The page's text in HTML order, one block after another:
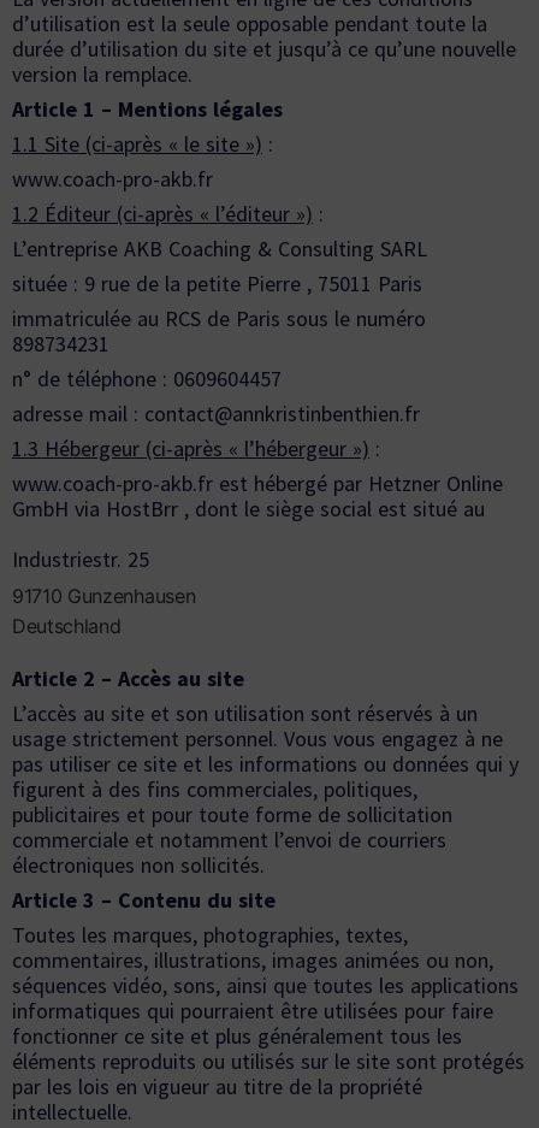
d’utilisation est la seule opposable pendant toute la
durée d’utilisation du site et jusqu’à ce qu’une nouvelle
version la remplace.
Article 1 – Mentions légales
1.1 Site (ci-après « le site ») :
www.coach-pro-akb.fr
1.2 Éditeur (ci-après « l’éditeur ») :
L’entreprise AKB Coaching & Consulting SARL
située : 9 rue de la petite Pierre , 75011 Paris
immatriculée au RCS de Paris sous le numéro
898734231
n° de téléphone : 0609604457
adresse mail : contact@annkristinbenthien.fr
1.3 Hébergeur (ci-après « l’hébergeur ») :
www.coach-pro-akb.fr est hébergé par Hetzner Online
GmbH via HostBrr , dont le siège social est situé au
Industriestr. 25
91710 Gunzenhausen
Deutschland
Article 2 – Accès au site
L’accès au site et son utilisation sont réservés à un
usage strictement personnel. Vous vous engagez à ne
pas utiliser ce site et les informations ou données qui y
figurent à des fins commerciales, politiques,
publicitaires et pour toute forme de sollicitation
commerciale et notamment l’envoi de courriers
électroniques non sollicités.
Article 3 – Contenu du site
Toutes les marques, photographies, textes,
commentaires, illustrations, images animées ou non,
séquences vidéo, sons, ainsi que toutes les applications
informatiques qui pourraient être utilisées pour faire
fonctionner ce site et plus généralement tous les
éléments reproduits ou utilisés sur le site sont protégés
par les lois en vigueur au titre de la propriété
intellectuelle.